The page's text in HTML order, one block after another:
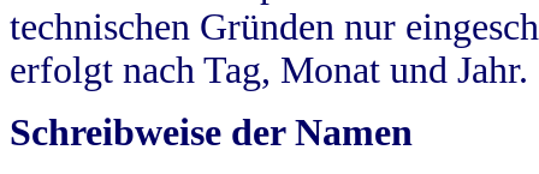
technischen Gründen nur
erfolgt nach Tag, Monat und Jahr.
Schreibweise der Namen